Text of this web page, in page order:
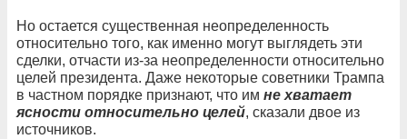
Но остается существенная неопределенность
относительно того, как именно могут выглядеть эти
сделки, отчасти из-за неопределенности относительно
целей президента. Даже некоторые советники Трампа
в частном порядке признают, что им не хватает
ясности относительно целей, сказали двое из
источников.